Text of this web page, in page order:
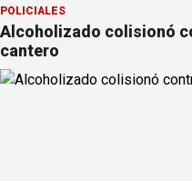
POLICIALES
Alcoholizado colisionó
cantero